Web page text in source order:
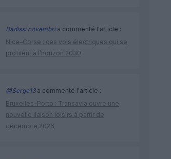
Badissi novembria commenté l'article :
Nice–Corse : ces vols électriques qui se
profilent à l’horizon 2030
@Serge13a commenté l'article :
Bruxelles–Porto : Transavia ouvre une
nouvelle liaison loisirs à partir de
décembre 2026